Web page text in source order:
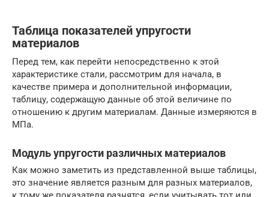
Таблица показателей упругости
материалов
Перед тем, как перейти непосредственно к этой
характеристике стали, рассмотрим для начала, в
качестве примера и дополнительной информации,
таблицу, содержащую данные об этой величине по
отношению к другим материалам. Данные измеряются в
МПа.
Модуль упругости различных материалов
Как можно заметить из представленной выше таблицы,
это значение является разным для разных материалов,